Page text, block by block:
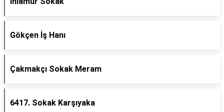
Gökçen İş Hanı
Çakmakçı Sokak Meram
6417. Sokak Karşıyaka